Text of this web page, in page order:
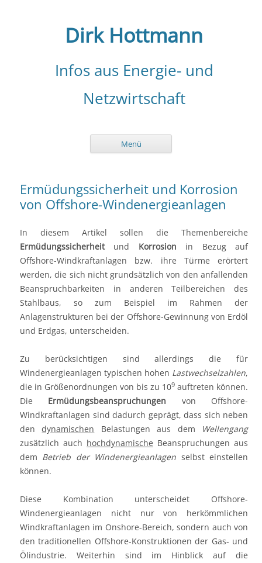
Dirk Hottmann
Infos aus Energie- und
Netzwirtschaft
Menü
Ermüdungssicherheit und Korrosion
von Offshore-Windenergieanlagen
In diesem Artikel sollen die Themenbereiche
Ermüdungssicherheit und Korrosion in Bezug auf
Offshore-Windkraftanlagen bzw. ihre Türme erörtert
werden, die sich nicht grundsätzlich von den anfallenden
Beanspruchbarkeiten in anderen Teilbereichen des
Stahlbaus, so zum Beispiel im Rahmen der
Anlagenstrukturen bei der Offshore-Gewinnung von Erdöl
und Erdgas, unterscheiden.
Zu berücksichtigen sind allerdings die für
Windenergieanlagen typischen hohen Lastwechselzahlen,
die in Größenordnungen von bis zu 109 auftreten können.
Die Ermüdungsbeanspruchungen von Offshore-
Windkraftanlagen sind dadurch geprägt, dass sich neben
dendynamischen Belastungen aus dem
Wellengang
zusätzlich auch hochdynamische Beanspruchungen aus
dem Betrieb der Windenergieanlagen selbst einstellen
können.
Diese Kombination unterscheidet Offshore-
Windenergieanlagen nicht nur von herkömmlichen
Windkraftanlagen im Onshore-Bereich, sondern auch von
den traditionellen Offshore-Konstruktionen der Gas- und
Ölindustrie. Weiterhin sind im Hinblick auf die